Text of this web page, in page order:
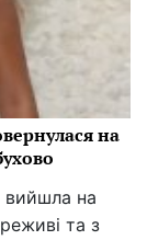
на
вийшла на
та з